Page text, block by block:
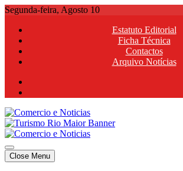
Skip
content
Segunda-feira, Agosto 10
Estatuto Editorial
Ficha Técnica
Contactos
Arquivo Notícias
Comercio e Noticias
Notícias e Publicidade Online
Comercio e Noticias
Notícias e Publicidade Online
Close Menu